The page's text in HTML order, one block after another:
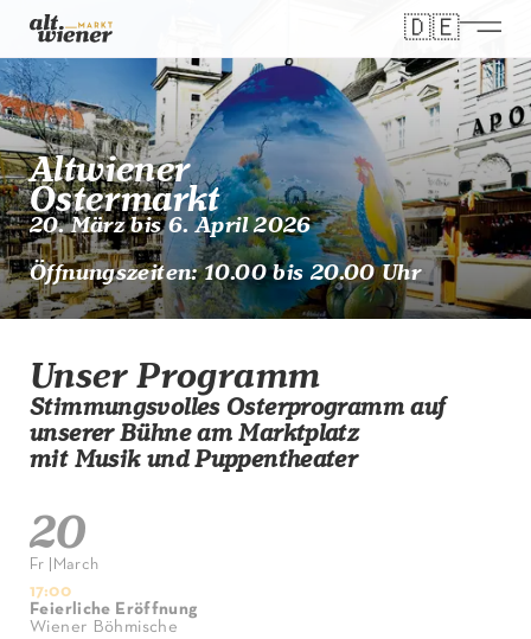
🇩🇪
Wähle
Altwiener
Oster­markt
20. März bis 6. April 2026
Öffnungszeiten: 10.00 bis 20.00 Uhr
Unser Programm
Stimmungsvolles Osterprogramm auf
unserer Bühne am Marktplatz
mit Musik und Puppentheater
20
Fr March
17:00
Feierliche Eröffnung
Wiener Böhmische